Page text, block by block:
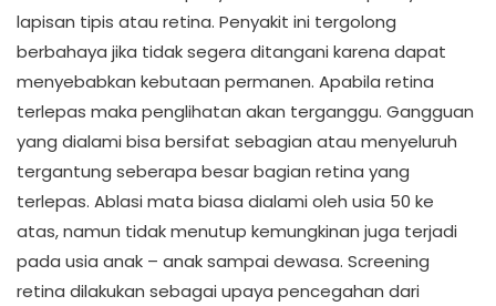
lapisan tipis atau retina. Penyakit ini tergolong
berbahaya jika tidak segera ditangani karena dapat
menyebabkan kebutaan permanen. Apabila retina
terlepas maka penglihatan akan terganggu. Gangguan
yang dialami bisa bersifat sebagian atau menyeluruh
tergantung seberapa besar bagian retina yang
terlepas. Ablasi mata biasa dialami oleh usia 50 ke
atas, namun tidak menutup kemungkinan juga terjadi
pada usia anak – anak sampai dewasa. Screening
retina dilakukan sebagai upaya pencegahan dari